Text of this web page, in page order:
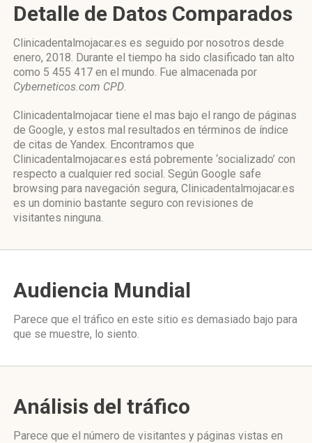
Detalle de Datos Comparados
Clinicadentalmojacar.es es seguido por nosotros desde
enero, 2018. Durante el tiempo ha sido clasificado tan alto
como 5 455 417 en el mundo. Fue almacenada por
Cyberneticos.com CPD.
Clinicadentalmojacar tiene el mas bajo el rango de páginas
de Google, y estos mal resultados en términos de índice
de citas de Yandex. Encontramos que
Clinicadentalmojacar.es está pobremente ‘socializado’ con
respecto a cualquier red social. Según Google safe
browsing para navegación segura, Clinicadentalmojacar.es
es un dominio bastante seguro con revisiones de
visitantes ninguna.
Audiencia Mundial
Parece que el tráfico en este sitio es demasiado bajo para
que se muestre, lo siento.
Análisis del tráfico
Parece que el número de visitantes y páginas vistas en